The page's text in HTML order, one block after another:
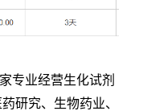
专业经营生化试剂
研究、生物药业、